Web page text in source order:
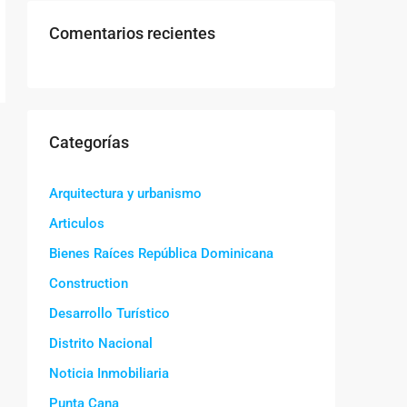
Comentarios recientes
Categorías
Arquitectura y urbanismo
Articulos
Bienes Raíces República Dominicana
Construction
Desarrollo Turístico
Distrito Nacional
Noticia Inmobiliaria
Punta Cana